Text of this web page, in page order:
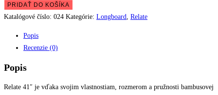
Relate
41"
Dreams
PRIDAŤ DO KOŠÍKA
Katalógové číslo: 024 Kategórie: Longboard, Relate
Popis
Recenzie (0)
Popis
Relate 41″ je vďaka svojim vlastnostiam, rozmerom a pružnosti bambusovej